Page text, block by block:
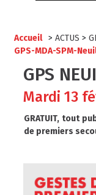
Accueil > ACTUS >
GPS-MDA-SPM-
GPS
Mardi 13
GRATUIT, tout
de premiers